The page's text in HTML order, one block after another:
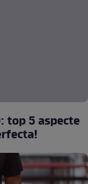
top 5 aspecte